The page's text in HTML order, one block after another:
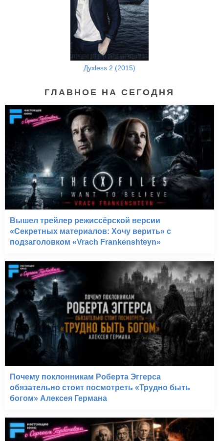
Духless 2 (2015)
ГЛАВНОЕ НА СЕГОДНЯ
Вышел трейлер режиссёрской версии
«Секретных материалов: Хочу верить» с
подзаголовком «Vrach Frankenshteyn»
Почему поклонникам Роберта Эггерса
обязательно стоит посмотреть «Трудно быть
богом» Алексея Германа